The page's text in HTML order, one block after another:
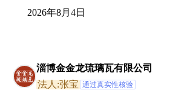
2026年8月4日
淄博金金龙琉璃瓦有限公司
法人:张宝 通过真实性核验